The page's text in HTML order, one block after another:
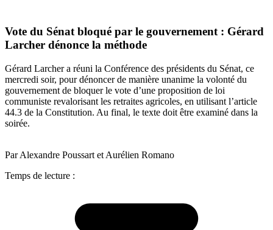
Vote du Sénat bloqué par le gouvernement : Gérard
Larcher dénonce la méthode
Gérard Larcher a réuni la Conférence des présidents du Sénat, ce
mercredi soir, pour dénoncer de manière unanime la volonté du
gouvernement de bloquer le vote d’une proposition de loi
communiste revalorisant les retraites agricoles, en utilisant l’article
44.3 de la Constitution. Au final, le texte doit être examiné dans la
soirée.
Par Alexandre Poussart et Aurélien Romano
Temps de lecture :